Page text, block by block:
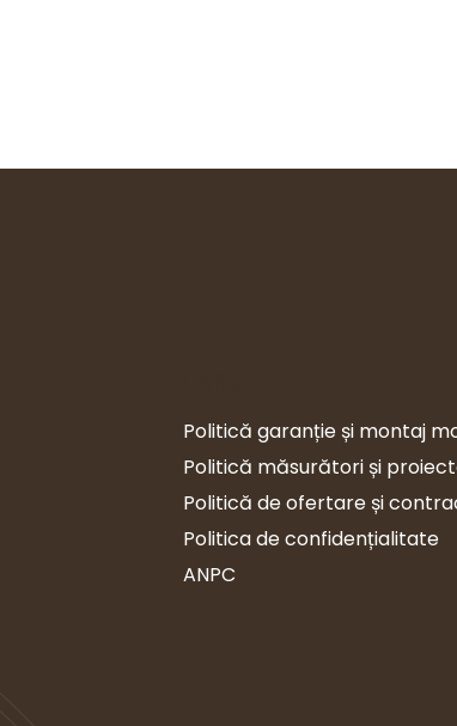
Politică garanție și montaj
Politică măsurători și
Politică de ofertare și
Politica de confidențialitate
ANPC